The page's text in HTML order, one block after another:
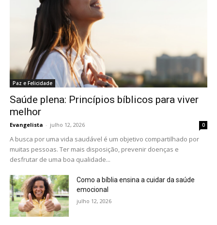
Paz e Felicidade
Saúde plena: Princípios bíblicos para viver
melhor
Evangelista - julho 12, 2026 0
A busca por uma vida saudável é um objetivo compartilhado por
muitas pessoas. Ter mais disposição, prevenir doenças e
desfrutar de uma boa qualidade...
Como a bíblia ensina a cuidar da saúde
emocional
julho 12, 2026